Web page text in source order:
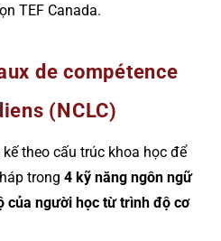
TEF Canada.
de compétence
(NCLC)
theo cấu trúc khoa học để
trong 4 kỹ năng ngôn ngữ
của người học từ trình độ cơ